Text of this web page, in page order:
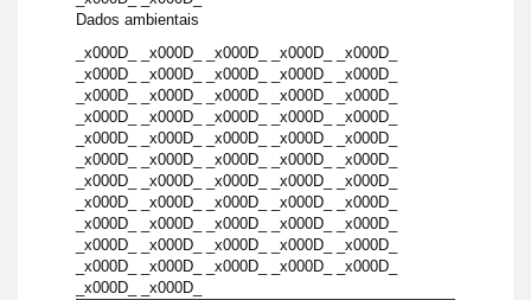
Dados ambientais
_x000D_ _x000D_ _x000D_ _x000D_ _x000D_
_x000D_ _x000D_ _x000D_ _x000D_ _x000D_
_x000D_ _x000D_ _x000D_ _x000D_ _x000D_
_x000D_ _x000D_ _x000D_ _x000D_ _x000D_
_x000D_ _x000D_ _x000D_ _x000D_ _x000D_
_x000D_ _x000D_ _x000D_ _x000D_ _x000D_
_x000D_ _x000D_ _x000D_ _x000D_ _x000D_
_x000D_ _x000D_ _x000D_ _x000D_ _x000D_
_x000D_ _x000D_ _x000D_ _x000D_ _x000D_
_x000D_ _x000D_ _x000D_ _x000D_ _x000D_
_x000D_ _x000D_ _x000D_ _x000D_ _x000D_
_x000D_ _x000D_